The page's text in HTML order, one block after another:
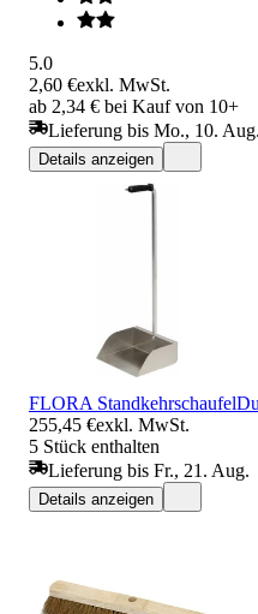
5.0
2,60 €exkl. MwSt.
ab 2,34 € bei Kauf von 10+
Lieferung bis Mo., 10. Aug.
Details anzeigen
FLORA
255,45 €exkl. MwSt.
5 Stück enthalten
Lieferung bis Fr., 21. Aug.
Details anzeigen